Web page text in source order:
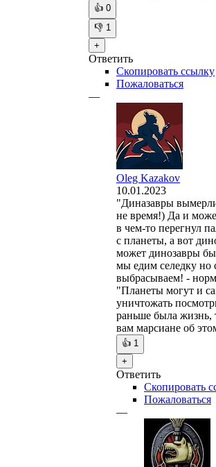
👍 0
👎 1
+
Ответить
Скопировать ссылку
Пожаловаться
—
Oleg Kazakov
10.01.2023
"Диназавры
не время!) Да и
в чем-то перегнул
с планеты, а вот
может динозавры
мы едим селедку но
выбрасываем! -
"Планеты могут и
уничтожать
раньше была жизнь,
вам марсиане об
👍 1
+
Ответить
Скопировать
Пожаловаться
—